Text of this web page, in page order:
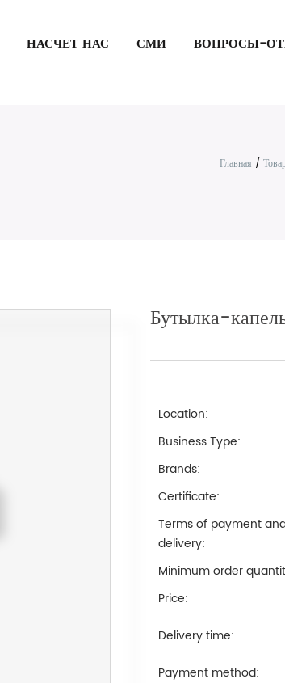
НАСЧЕТ НАС СМИ ВОПРОСЫ-
Главная /
Бутылка-
Location:
Business Type:
Brands:
Certificate:
Terms of payment
delivery:
Minimum order
Price:
Delivery time:
Payment method: